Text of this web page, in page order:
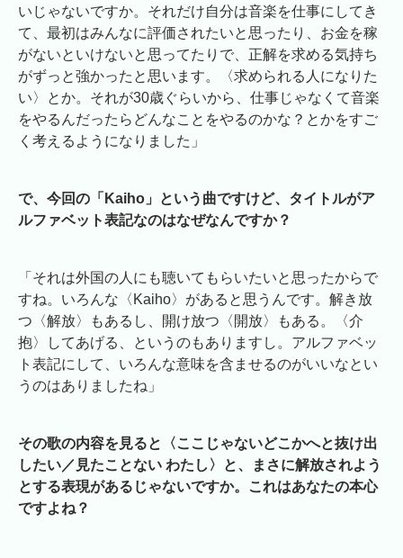
いじゃないですか。それだけ自分は音楽を仕事にしてき
て、最初はみんなに評価されたいと思ったり、お金を稼
がないといけないと思ってたりで、正解を求める気持ち
がずっと強かったと思います。〈求められる人になりた
い〉とか。それが30歳ぐらいから、仕事じゃなくて音楽
をやるんだったらどんなことをやるのかな？とかをすご
く考えるようになりました」
で、今回の「Kaiho」という曲ですけど、タイトルがア
ルファベット表記なのはなぜなんですか？
「それは外国の人にも聴いてもらいたいと思ったからで
すね。いろんな〈Kaiho〉があると思うんです。解き放
つ〈解放〉もあるし、開け放つ〈開放〉もある。〈介
抱〉してあげる、というのもありますし。アルファベッ
ト表記にして、いろんな意味を含ませるのがいいなとい
うのはありましたね」
その歌の内容を見ると〈ここじゃないどこかへと抜け出
したい／見たことない わたし〉と、まさに解放されよう
とする表現があるじゃないですか。これはあなたの本心
ですよね？